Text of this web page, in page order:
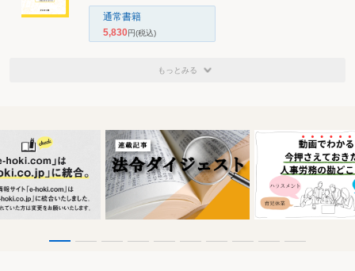
通常書籍
5,830円(税込)
もっとみる